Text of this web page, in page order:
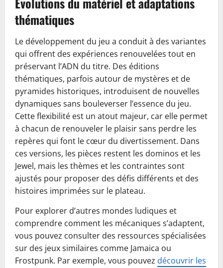
thématiques
Le développement du jeu a conduit à des variantes
qui offrent des expériences renouvelées tout en
préservant l’ADN du titre. Des éditions
thématiques, parfois autour de mystères et de
pyramides historiques, introduisent de nouvelles
dynamiques sans bouleverser l’essence du jeu.
Cette flexibilité est un atout majeur, car elle permet
à chacun de renouveler le plaisir sans perdre les
repères qui font le cœur du divertissement. Dans
ces versions, les pièces restent les dominos et les
Jewel, mais les thèmes et les contraintes sont
ajustés pour proposer des défis différents et des
histoires imprimées sur le plateau.
Pour explorer d’autres mondes ludiques et
comprendre comment les mécaniques s’adaptent,
vous pouvez consulter des ressources spécialisées
sur des jeux similaires comme Jamaica ou
Frostpunk. Par exemple, vous pouvez découvrir les